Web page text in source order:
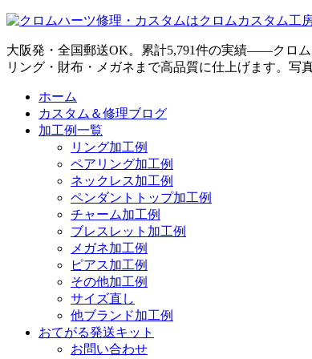
大阪発・全国郵送OK。累計5,791件の実績——クロ
リング・財布・メガネまで高品質に仕上げます。写
ホーム
カスタム＆修理ブログ
加工例一覧
リング加工例
ペアリング加工例
ネックレス加工例
ペンダントトップ加工例
チャーム加工例
ブレスレット加工例
メガネ加工例
ピアス加工例
その他加工例
サイズ直し
他ブランド加工例
おてがる発送キット
お問い合わせ